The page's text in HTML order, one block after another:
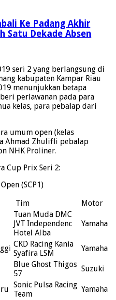
Ke Padang Akhir
Satu Dekade Absen
seri 2 yang berlangsung di
kabupaten Kampar Riau
menunjukkan betapa
perlawanan pada para
kelas, para pebalap dari
umum open (kelas
Ahmad Zhulifli pebalap
NHK Proliner.
Cup Prix Seri 2:
(SCP1)
Tim Motor
Tuan Muda DMC
JVT Independenc
Hotel Alba
Yamaha
CKD Racing Kania
Syafira LSM
Yamaha
Blue Ghost Thigos
57
Suzuki
Sonic Pulsa Racing
Team
Yamaha